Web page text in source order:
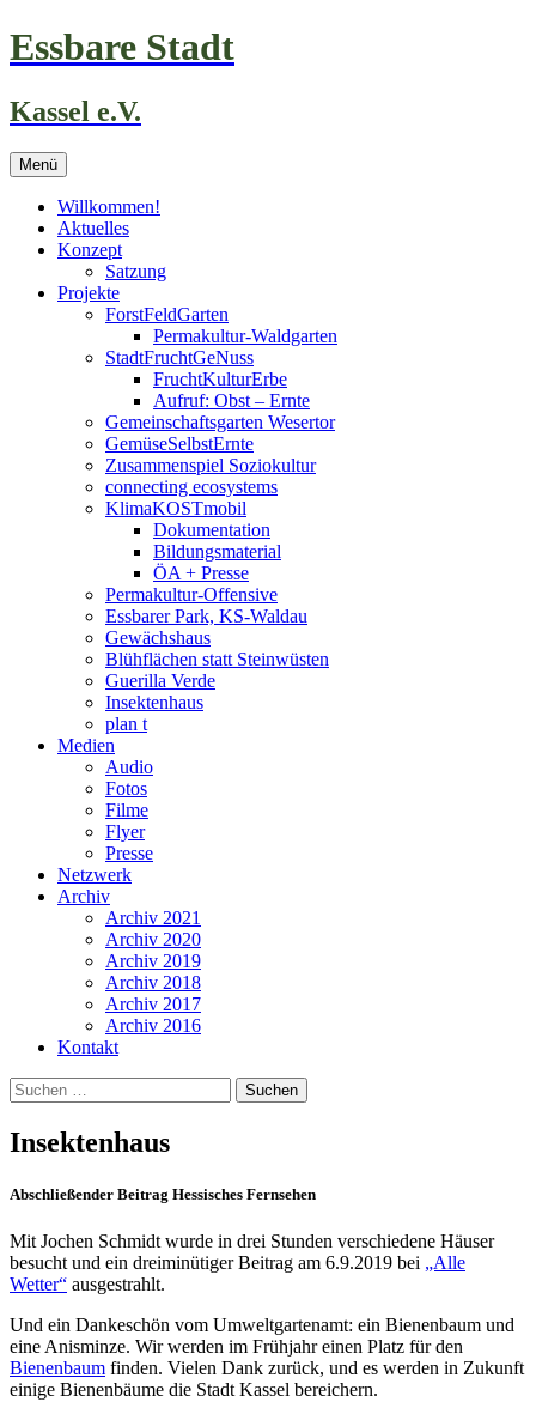
Zum
Inhalt
Essbare Stadt
Kassel e.V.
Menü
Willkommen!
Aktuelles
Konzept
Satzung
Projekte
ForstFeldGarten
Permakultur-Waldgarten
StadtFruchtGeNuss
FruchtKulturErbe
Aufruf: Obst – Ernte
Gemeinschaftsgarten Wesertor
GemüseSelbstErnte
Zusammenspiel Soziokultur
connecting ecosystems
KlimaKOSTmobil
Dokumentation
Bildungsmaterial
ÖA + Presse
Permakultur-Offensive
Essbarer Park, KS-Waldau
Gewächshaus
Blühflächen statt Steinwüsten
Guerilla Verde
Insektenhaus
plan t
Medien
Audio
Fotos
Filme
Flyer
Presse
Netzwerk
Archiv
Archiv 2021
Archiv 2020
Archiv 2019
Archiv 2018
Archiv 2017
Archiv 2016
Kontakt
Suchen
nach:
Insektenhaus
Abschließender Beitrag Hessisches Fernsehen
Mit Jochen Schmidt wurde in drei Stunden verschiedene Häuser
besucht und ein dreiminütiger Beitrag am 6.9.2019 bei „Alle
Wetter“ ausgestrahlt.
Und ein Dankeschön vom Umweltgartenamt: ein Bienenbaum und
eine Anisminze. Wir werden im Frühjahr einen Platz für den
Bienenbaum finden. Vielen Dank zurück, und es werden in Zukunft
einige Bienenbäume die Stadt Kassel bereichern.